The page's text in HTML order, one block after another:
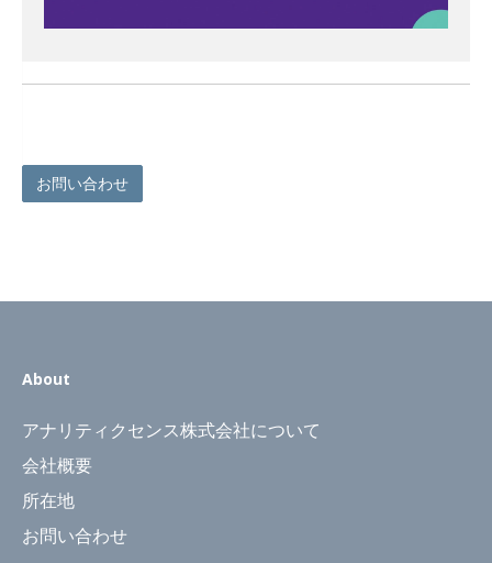
お問い合わせ
About
アナリティクセンス株式会社について
会社概要
所在地
お問い合わせ